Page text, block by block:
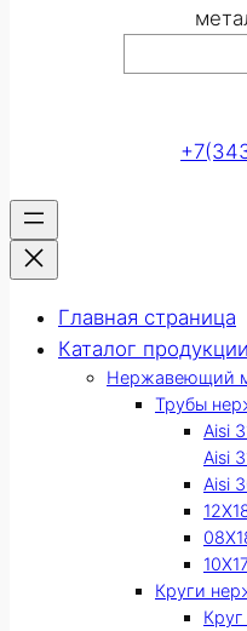
Главная страница
Каталог продукции
Нержавеющий
Трубы
Aisi
Aisi
Aisi
Круги